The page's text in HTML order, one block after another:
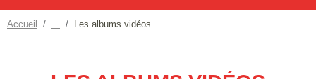
Accueil Les albums vidéos